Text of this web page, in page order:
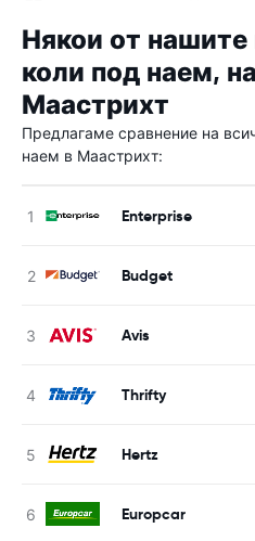
Някои от нашите
коли под наем,
Маастрихт
Предлагаме сравнение на
наем в Маастрихт:
Enterprise
Budget
Avis
Thrifty
Hertz
Europcar